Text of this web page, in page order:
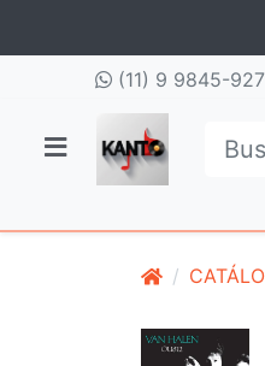
(11) 9 9845-